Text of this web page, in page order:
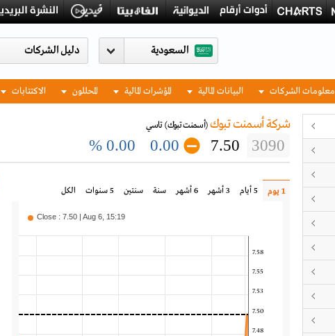
السعودية
معلومات الشركات البيانات المالية المؤشرات المالية المحللون الاكتتابات
شركة أسمنت تبوك (أسمنت تبوك)تاسي
3090
7.50
0.00
0.00 %
1 يوم 5 أيام 3 أشهر 6 أشهر سنة سنتين 5 سنوات الكل
7.48
7.50
7.53
7.55
7.58
Close : 7.50 | Aug 6, 15:19